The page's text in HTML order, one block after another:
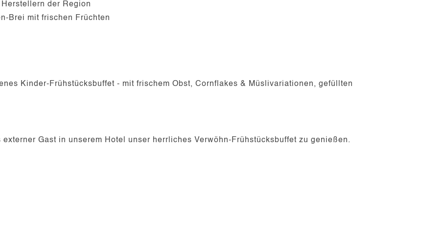
der Region
Brei mit frischen Früchten
Kinder-Frühstücksbuffet - mit frischem Obst, Cornflakes & Müslivariationen, gefüllten
Gast in unserem Hotel unser herrliches Verwöhn-Frühstücksbuffet zu genießen.